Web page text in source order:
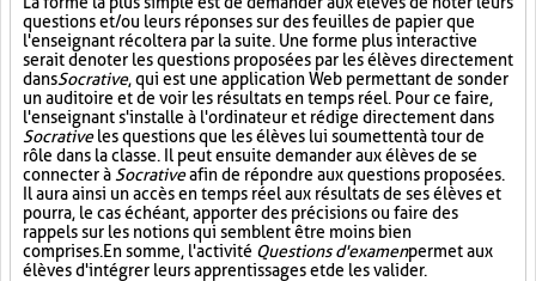
questions et/ou leurs réponses sur des feuilles de papier que
l'enseignant récoltera par la suite. Une forme plus interactive
serait de noter les questions proposées par les élèves directement
dansSocrative, qui est une application Web permettant de sonder
un auditoire et de voir les résultats en temps réel. Pour ce faire,
l'enseignant s'installe à l'ordinateur et rédige directement dans
Socrativeles questions que les élèves lui soumettent à tour de
rôle dans la classe. Il peut ensuite demander aux élèves de se
connecter à Socrativeafin de répondre aux questions proposées.
Il aura ainsi un accès en temps réel aux résultats de ses élèves et
pourra, le cas échéant, apporter des précisions ou faire des
rappels sur les notions qui semblent être moins bien
comprises. En somme, l'activité Questions d'examenpermet aux
élèves d'intégrer leurs apprentissages et de les valider.